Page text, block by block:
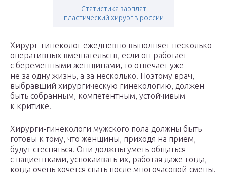
Статистика зарплат
пластический хирург в россии
Хирург-гинеколог ежедневно выполняет несколько
оперативных вмешательств, если он работает
с беременными женщинами, то отвечает уже
не за одну жизнь, а за несколько. Поэтому врач,
выбравший хирургическую гинекологию, должен
быть собранным, компетентным, устойчивым
к критике.
Хирурги-гинекологи мужского пола должны быть
готовы к тому, что женщины, приходя на прием,
будут стесняться. Они должны уметь общаться
с пациентками, успокаивать их, работая даже тогда,
когда очень хочется спать после многочасовой смены.